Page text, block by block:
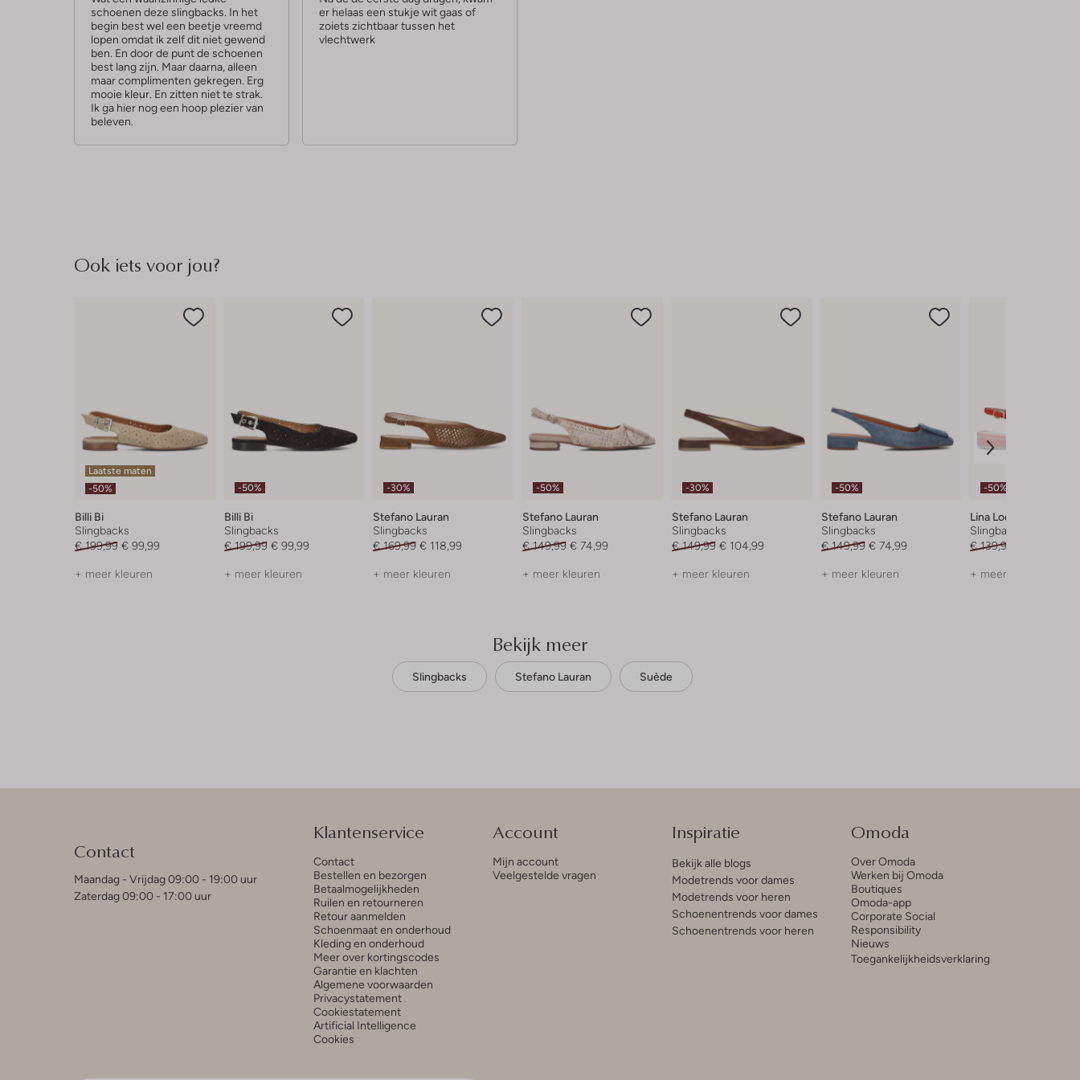
r
r
e
n
schoenen deze slingbacks. In het
begin best wel een beetje vreemd
lopen omdat ik zelf dit niet gewend
ben. En door de punt de schoenen
best lang zijn. Maar daarna, alleen
maar complimenten gekregen. Erg
mooie kleur. En zitten niet te strak.
Ik ga hier nog een hoop plezier van
beleven.
r
r
er helaas een stukje wit gaas of
zoiets zichtbaar tussen het
vlechtwerk
Ook iets voor jou?
Laatste maten
-50%
Billi Bi
Slingbacks
€ 199,99 € 99,99
+ meer kleuren
-50%
Billi Bi
Slingbacks
€ 199,99 € 99,99
+ meer kleuren
-30%
Stefano Lauran
Slingbacks
€ 169,99 € 118,99
+ meer kleuren
-50%
Stefano Lauran
Slingbacks
€ 149,99 € 74,99
+ meer kleuren
-30%
Stefano Lauran
Slingbacks
€ 149,99 € 104,99
+ meer kleuren
-50%
Stefano Lauran
Slingbacks
€ 149,99 € 74,99
+ meer kleuren
-50%
Lina Locchi
Slingbacks
€ 139,99
+ meer kleuren
Bekijk meer
Slingbacks Stefano Lauran Suède
Contact
Maandag - Vrijdag 09:00 - 19:00 uur
Zaterdag 09:00 - 17:00 uur
Klantenservice
Contact
Bestellen en bezorgen
Betaalmogelijkheden
Ruilen en retourneren
Retour aanmelden
Schoenmaat en onderhoud
Kleding en onderhoud
Meer over kortingscodes
Garantie en klachten
Algemene voorwaarden
Privacystatement
Cookiestatement
Artificial Intelligence
Cookies
Account
Mijn account
Veelgestelde vragen
Inspiratie
Bekijk alle blogs
Modetrends voor dames
Modetrends voor heren
Schoenentrends voor dames
Schoenentrends voor heren
Omoda
Over Omoda
Werken bij Omoda
Boutiques
Omoda-app
Corporate Social
Responsibility
Nieuws
Toegankelijkheidsverklaring